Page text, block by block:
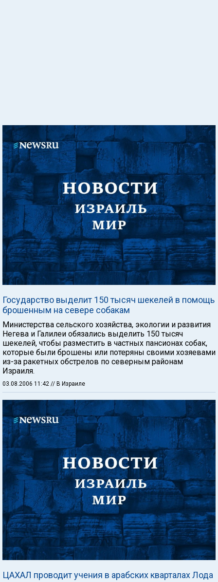
Государство выделит 150 тысяч шекелей в помощь
брошенным на севере собакам
Министерства сельского хозяйства, экологии и развития
Негева и Галилеи обязались выделить 150 тысяч
шекелей, чтобы разместить в частных пансионах собак,
которые были брошены или потеряны своими хозяевами
из-за ракетных обстрелов по северным районам
Израиля.
03.08.2006 11:42 // В Израиле
ЦАХАЛ проводит учения в арабских кварталах Лода